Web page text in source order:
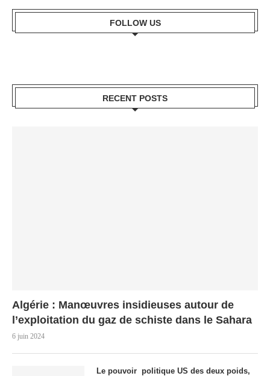
FOLLOW US
RECENT POSTS
Algérie : Manœuvres insidieuses autour de
l’exploitation du gaz de schiste dans le Sahara
6 juin 2024
Le pouvoir politique US des deux poids,